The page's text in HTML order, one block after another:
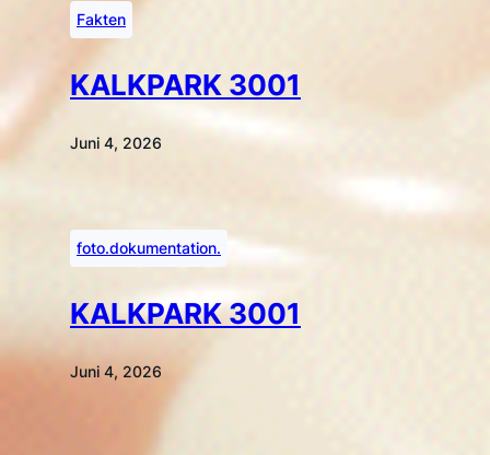
Fakten
KALKPARK 3001
Juni 4, 2026
foto.dokumentation.
KALKPARK 3001
Juni 4, 2026